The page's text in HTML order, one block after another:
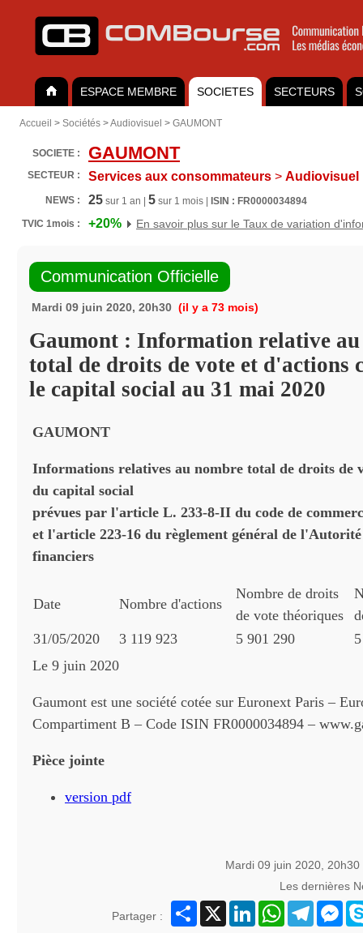
ESPACE MEMBRE SOCIETES SECTEURS
Accueil > Sociétés >Audiovisuel > GAUMONT
SOCIETE : GAUMONT
SECTEUR : Services aux consommateurs > Audiovisuel
NEWS : 25 sur 1 an | 5 sur 1 mois |
ISIN : FR0000034894
TVIC 1mois :
+20% En savoir plus sur le Taux de variation
Communication Officielle
Mardi 09 juin 2020, 20h30 (il y a 73 mois)
Gaumont : Information relative
total de droits de vote et d'actions
le capital social au 31 mai 2020
GAUMONT
Informations relatives au nombre total de droits de
du capital social
prévues par l'article L. 233-8-II du code de
et l'article 223-16 du règlement général de l'Autorité
financiers
Date Nombre d'actions
Nombre de droits
de vote théoriques
31/05/2020
3 119 923 5 901 290
Le 9 juin 2020
Gaumont est une société cotée sur Euronext Paris –
Compartiment B – Code ISIN FR0000034894 –
Pièce jointe
version pdf
Mardi 09 juin 2020,
Les dernières
Partager :
Partager
X LinkedInWhatsAppTelegram